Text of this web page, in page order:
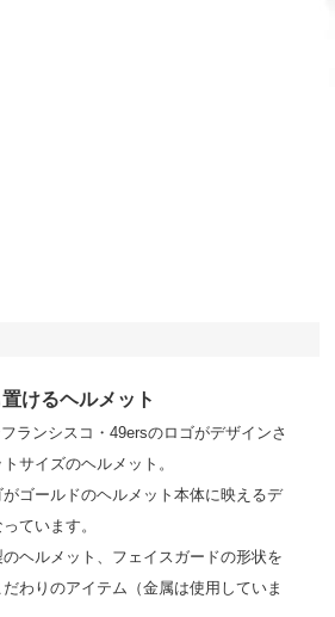
けるヘルメット
ランシスコ・49ersのロゴがデザインさ
サイズのヘルメット。
ゴールドのヘルメット本体に映えるデ
ています。
のヘルメット、フェイスガードの形状を
わりのアイテム（金属は使用していま